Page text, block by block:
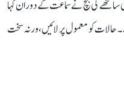
کی بنچ نے سماعت کے دوران کہا
حالات کو معمول پر لائیں، ورنہ سخت